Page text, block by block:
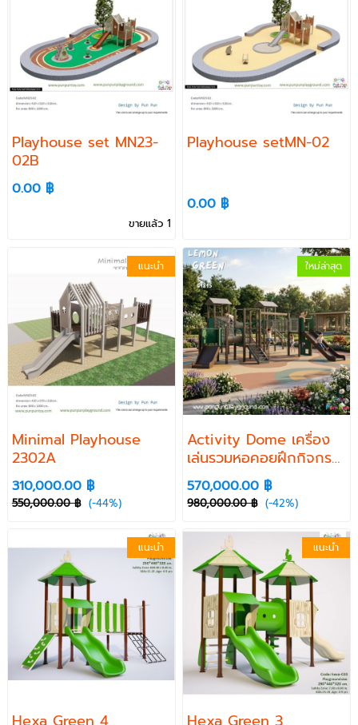
Playhouse set MN23-
02B
0.00 ฿
ขายแล้ว 1
Playhouse setMN-02
0.00 ฿
แนะนำ
Minimal Playhouse
2302A
310,000.00 ฿
550,000.00 ฿ (-44%)
ใหม่ล่าสุด
Activity Dome เครื่อง
เล่นรวมหอคอยฝึกกิจกร
รมฯ
570,000.00 ฿
980,000.00 ฿ (-42%)
แนะนำ แนะนำ